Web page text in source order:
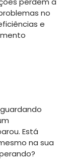
no
e
Está
na sua